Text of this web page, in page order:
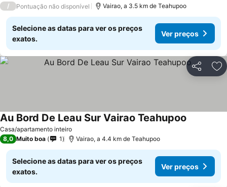
/ Pontuação não disponível Vairao, a 3.5 km de Teahupoo
Selecione as datas para ver os preços
exatos.
Ver preços
Partilhar
Casa/apartamento inteiro
Au Bord De Leau Sur Vairao Teahupoo
8,0 Muito boa 1 Vairao, a 4.4 km de Teahupoo
Selecione as datas para ver os preços
exatos.
Ver preços